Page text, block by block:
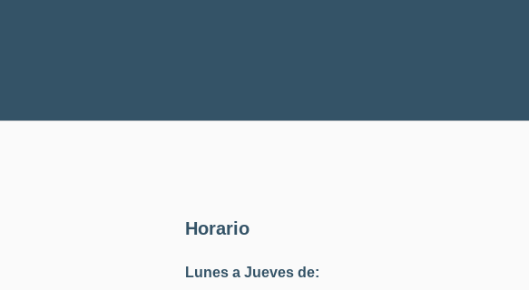
Horario
Lunes a Jueves de: